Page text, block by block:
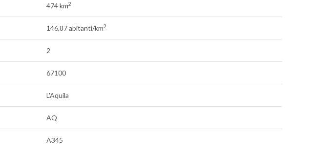
474 km2
146,87 abitanti/km2
2
67100
L'Aquila
AQ
A345